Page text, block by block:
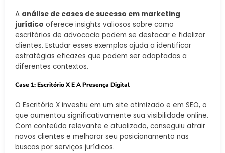
A análise de cases de sucesso em marketing
jurídico oferece insights valiosos sobre como
escritórios de advocacia podem se destacar e fidelizar
clientes. Estudar esses exemplos ajuda a identificar
estratégias eficazes que podem ser adaptadas a
diferentes contextos.
Case 1: Escritório X E A Presença Digital
O Escritório X investiu em um site otimizado e em SEO, o
que aumentou significativamente sua visibilidade online.
Com conteúdo relevante e atualizado, conseguiu atrair
novos clientes e melhorar seu posicionamento nas
buscas por serviços jurídicos.